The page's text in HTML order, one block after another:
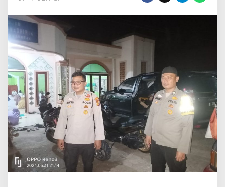
g
n
L
k
u
k
a
n
g